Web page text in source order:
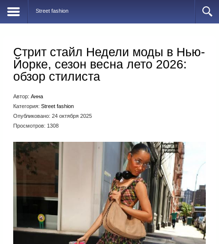
Street fashion
Стрит стайл Недели моды в Нью-
Йорке, сезон весна лето 2026:
обзор стилиста
Автор: Анна
Категория: Street fashion
Опубликовано: 24 октября 2025
Просмотров: 1308